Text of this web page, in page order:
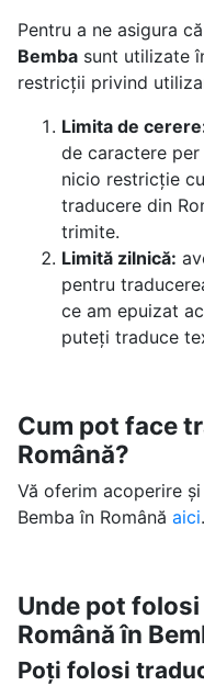
Pentru a ne asigura
Bembasunt utilizate
restricții privind
Limita de
de caractere
nicio restricție
traducere din
trimite.
Limită zilnică:
pentru
ce am epuizat
puteți traduce
Cum pot face
Română?
Vă oferim acoperire
Bemba în Română aici.
Unde pot
Română în
Poți folosi